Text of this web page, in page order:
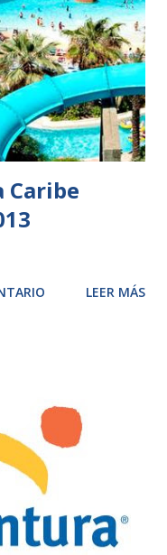
Caribe
LEER MÁS